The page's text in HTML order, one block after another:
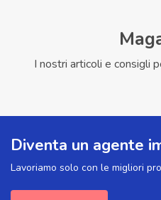
I nostri articoli e consigli
Diventa un agente
Lavoriamo solo con le migliori